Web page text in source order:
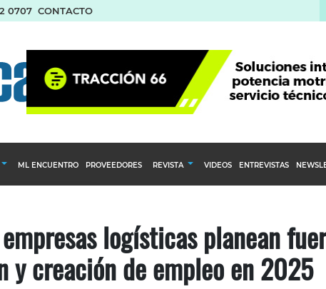
0707 CONTACTO
e inventarios
de Suministro del Agro
y distribución
ML ENCUENTRO PROVEEDORES REVISTA VIDEOS ENTREVISTAS
empresas logísticas planean
y creación de empleo en 2025